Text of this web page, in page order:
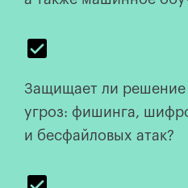
Защищает ли решение
угроз: фишинга,
и бесфайловых атак?